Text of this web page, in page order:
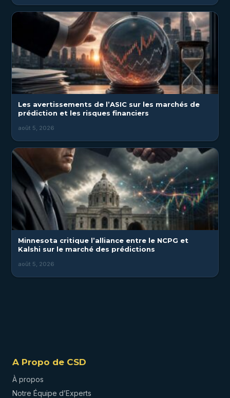
Les avertissements de l’ASIC sur les marchés de
prédiction et les risques financiers
août 5, 2026
Minnesota critique l’alliance entre le NCPG et
Kalshi sur le marché des prédictions
août 5, 2026
A Propo de CSD
À propos
Notre Équipe d’Experts